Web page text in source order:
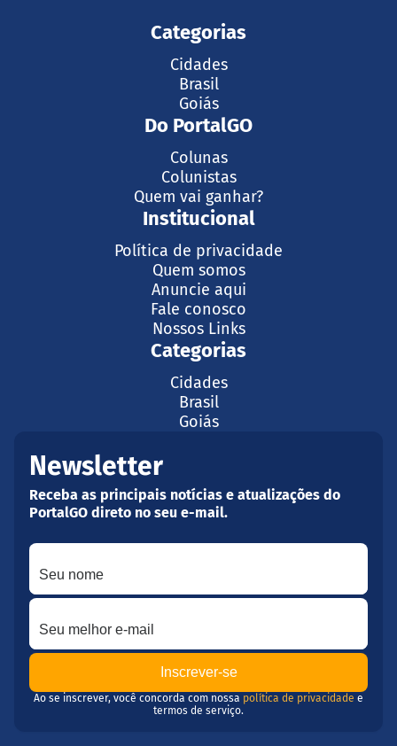
Categorias
Cidades
Brasil
Goiás
Do PortalGO
Colunas
Colunistas
Quem vai ganhar?
Institucional
Política de privacidade
Quem somos
Anuncie aqui
Fale conosco
Nossos Links
Categorias
Cidades
Brasil
Goiás
Newsletter
Receba as principais notícias e atualizações do
PortalGO direto no seu e-mail.
Seu nome
Seu melhor e-mail
Ao se inscrever, você concorda com nossa política de privacidade e
termos de serviço.